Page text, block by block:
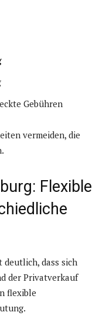
Gebühren
vermeiden, die
Flexible
deutlich, dass sich
der Privatverkauf
flexible